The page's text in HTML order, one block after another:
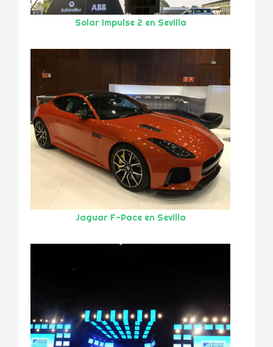
Solar Impulse 2 en Sevilla
Jaguar F-Pace en Sevilla